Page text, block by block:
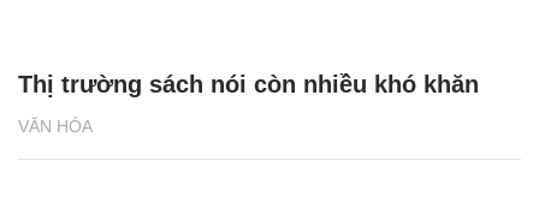
VĂN HÓA
Thị trường sách nói còn nhiều khó khăn